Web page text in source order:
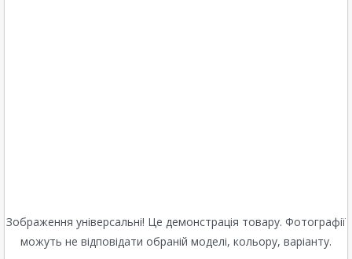
Зображення універсальні! Це демонстрація товару. Фотографії
можуть не відповідати обраній моделі, кольору, варіанту.